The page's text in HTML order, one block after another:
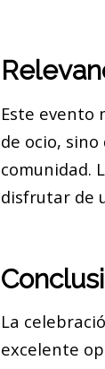
Este evento
de ocio,
comunidad.
disfrutar de
La
excelente